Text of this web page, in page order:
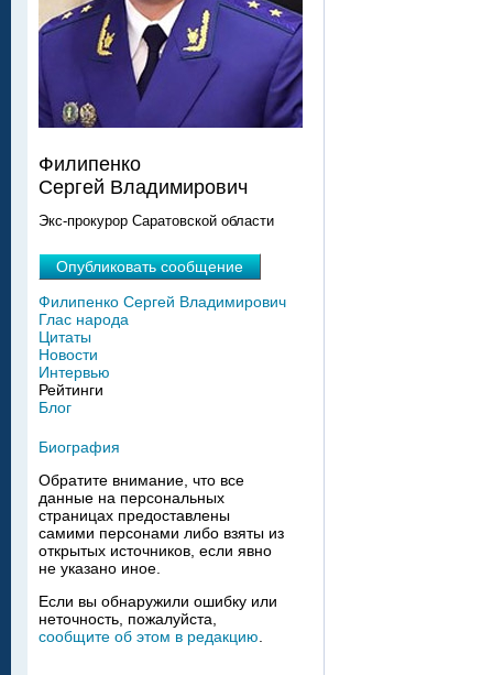
Филипенко
Сергей Владимирович
Экс-прокурор Саратовской области
Опубликовать сообщение
Филипенко Сергей Владимирович
Глас народа
Цитаты
Новости
Интервью
Рейтинги
Блог
Биография
Обратите внимание, что все
данные на персональных
страницах предоставлены
самими персонами либо взяты из
открытых источников, если явно
не указано иное.
Если вы обнаружили ошибку или
неточность, пожалуйста,
сообщите об этом в редакцию